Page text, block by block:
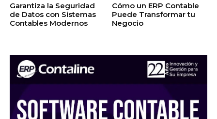
Garantiza la Seguridad
de Datos con Sistemas
Contables Modernos
Cómo un ERP Contable
Puede Transformar tu
Negocio